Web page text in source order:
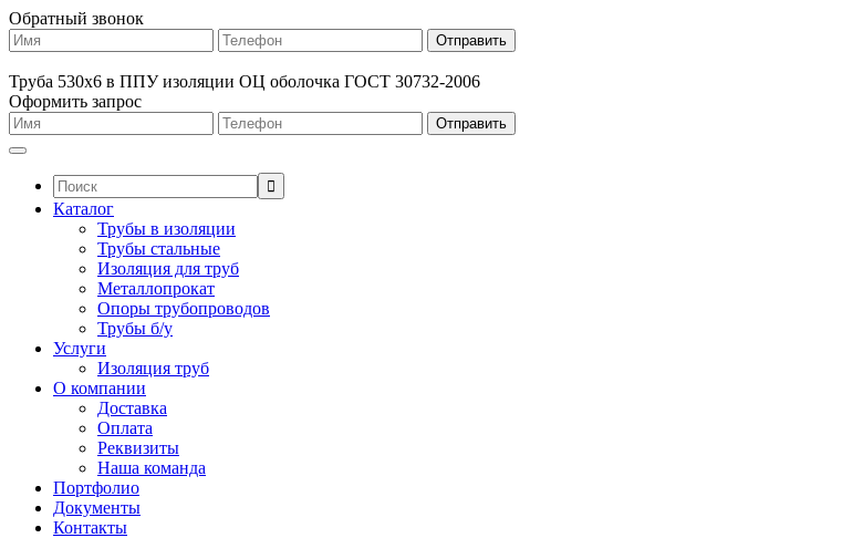
Обратный звонок
Труба 530х6 в ППУ изоляции ОЦ оболочка ГОСТ 30732-2006
Оформить запрос
Поиск:
Каталог
Трубы в изоляции
Трубы стальные
Изоляция для труб
Металлопрокат
Опоры трубопроводов
Трубы б/у
Услуги
Изоляция труб
О компании
Доставка
Оплата
Реквизиты
Наша команда
Портфолио
Документы
Контакты